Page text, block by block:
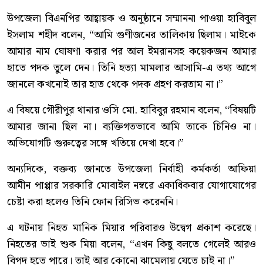
উপজেলা বিএনপির আহ্বায়ক ও অনুষ্ঠানে সম্মাননা পাওয়া হাবিবুল
ইসলাম শহীদ বলেন, “আমি গুণীজনের তালিকায় ছিলাম। মাইকে
আমার নাম ঘোষণা করার পর আল ইমরানসহ কয়েকজন আমার
হাতে পদক তুলে দেন। তিনি হত্যা মামলার আসামি-এ তথ্য আগে
জানলে কখনোই তার হাত থেকে পদক গ্রহণ করতাম না।”
এ বিষয়ে গৌরীপুর থানার ওসি মো. হাবিবুর রহমান বলেন, “বিষয়টি
আমার জানা ছিল না। ব্যক্তিগতভাবে আমি তাকে চিনিও না।
অভিযোগটি গুরুত্বের সঙ্গে খতিয়ে দেখা হবে।”
অন্যদিকে, বক্তব্য জানতে উপজেলা নির্বাহী কর্মকর্তা আফিয়া
আমীন পাপ্পার সরকারি মোবাইল নম্বরে একাধিকবার যোগাযোগের
চেষ্টা করা হলেও তিনি ফোন রিসিভ করেননি।
এ ঘটনায় নিহত মানিক মিয়ার পরিবারও উদ্বেগ প্রকাশ করেছে।
নিহতের ভাই শুক মিয়া বলেন, “এখন কিছু বলতে গেলেই আরও
বিপদ হতে পারে। তাই আর কোনো ঝামেলায় যেতে চাই না।”